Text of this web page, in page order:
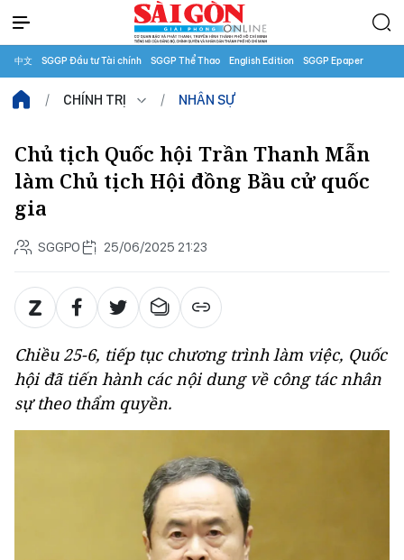
中文 SGGP Đầu tư Tài chính SGGP Thể Thao English Edition SGGP Epaper
CHÍNH TRỊ NHÂN SỰ
Chủ tịch Quốc hội Trần Thanh Mẫn
làm Chủ tịch Hội đồng Bầu cử quốc
gia
SGGPO 25/06/2025 21:23
Chiều 25-6, tiếp tục chương trình làm việc, Quốc
hội đã tiến hành các nội dung về công tác nhân
sự theo thẩm quyền.